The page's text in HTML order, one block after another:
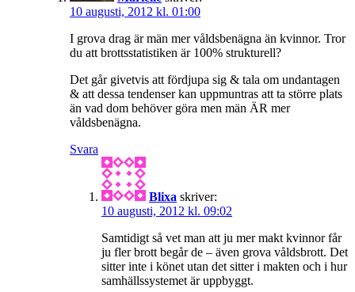
10 augusti, 2012 kl. 01:00
I grova drag är män mer våldsbenägna än kvinnor. Tror
du att brottsstatistiken är 100% strukturell?
Det går givetvis att fördjupa sig & tala om undantagen
& att dessa tendenser kan uppmuntras att ta större plats
än vad dom behöver göra men män ÄR mer
våldsbenägna.
Svara
Blixa skriver:
10 augusti, 2012 kl. 09:02
Samtidigt så vet man att ju mer makt kvinnor får
ju fler brott begår de – även grova våldsbrott. Det
sitter inte i könet utan det sitter i makten och i hur
samhällssystemet är uppbyggt.